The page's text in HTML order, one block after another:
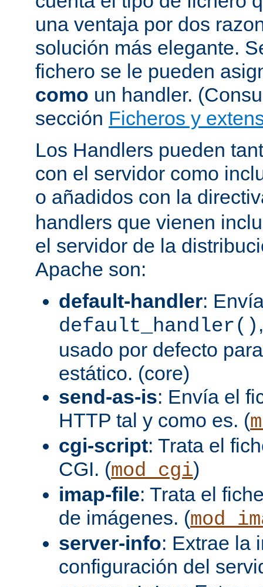
una ventaja por dos
solución más elegante.
fichero se le pueden
como un handler.
sección Ficheros y
Los Handlers pueden
con el servidor como
o añadidos con la
handlers que vienen
el servidor de la
Apache son:
default-handler:
default_handler()
usado por defecto
estático. (core)
send-as-is: Envía el
HTTP tal y como es. (
cgi-script: Trata el
CGI. (mod_cgi)
imap-file: Trata el
de imágenes. (
server-info: Extrae la
configuración del